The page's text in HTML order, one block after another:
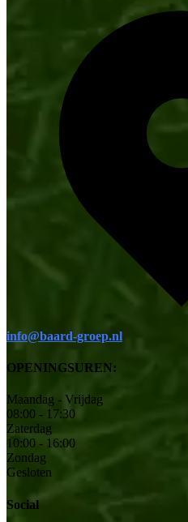
info@baard-groep.nl
OPENINGSUREN:
Maandag - Vrijdag
08:00 - 17:30
Zaterdag
10:00 - 16:00
Zondag
Gesloten
Social